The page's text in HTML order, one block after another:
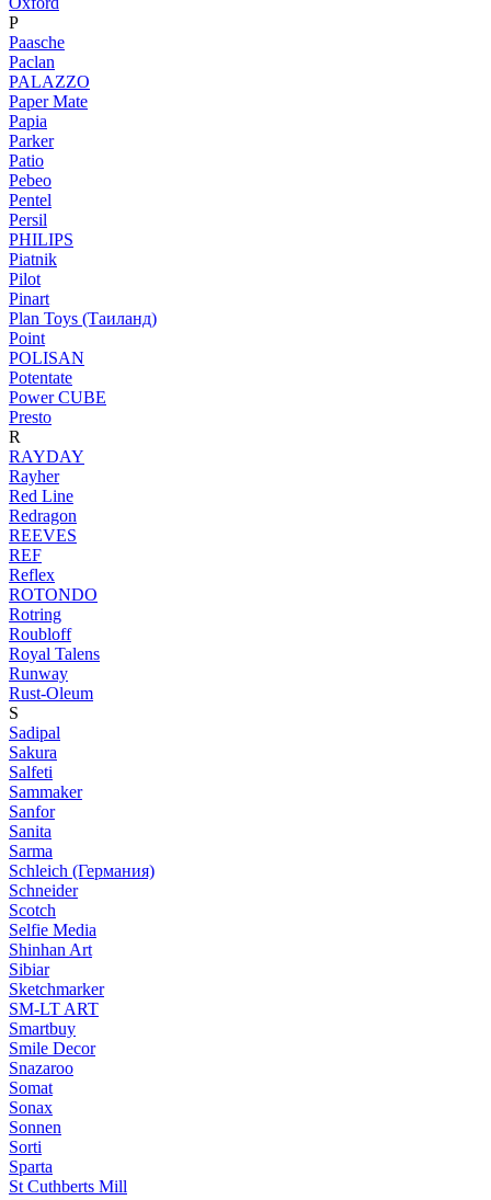
P
Paasche
Paclan
PALAZZO
Paper Mate
Papia
Parker
Patio
Pebeo
Pentel
Persil
PHILIPS
Piatnik
Pilot
Pinart
Plan Toys (Таиланд)
Point
POLISAN
Potentate
Power CUBE
Presto
R
RAYDAY
Rayher
Red Line
Redragon
REEVES
REF
Reflex
ROTONDO
Rotring
Roubloff
Royal Talens
Runway
Rust-Oleum
S
Sadipal
Sakura
Salfeti
Sammaker
Sanfor
Sanita
Sarma
Schleich (Германия)
Schneider
Scotch
Selfie Media
Shinhan Art
Sibiar
Sketchmarker
SM-LT ART
Smartbuy
Smile Decor
Snazaroo
Somat
Sonax
Sonnen
Sorti
Sparta
St Cuthberts Mill